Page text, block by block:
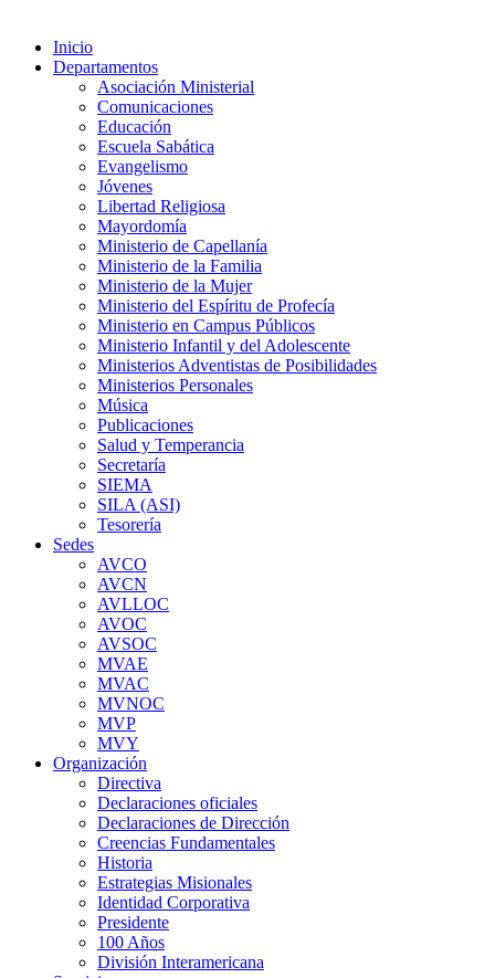
Inicio
Departamentos
Asociación Ministerial
Comunicaciones
Educación
Escuela Sabática
Evangelismo
Jóvenes
Libertad Religiosa
Mayordomía
Ministerio de Capellanía
Ministerio de la Familia
Ministerio de la Mujer
Ministerio del Espíritu de Profecía
Ministerio en Campus Públicos
Ministerio Infantil y del Adolescente
Ministerios Adventistas de Posibilidades
Ministerios Personales
Música
Publicaciones
Salud y Temperancia
Secretaría
SIEMA
SILA (ASI)
Tesorería
Sedes
AVCO
AVCN
AVLLOC
AVOC
AVSOC
MVAE
MVAC
MVNOC
MVP
MVY
Organización
Directiva
Declaraciones oficiales
Declaraciones de Dirección
Creencias Fundamentales
Historia
Estrategias Misionales
Identidad Corporativa
Presidente
100 Años
División Interamericana